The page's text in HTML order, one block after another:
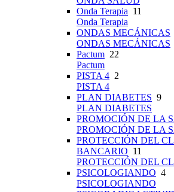
Onda Terapia 11
Onda Terapia
ONDAS MECÁNICAS
ONDAS MECÁNICAS
Pactum 22
Pactum
PISTA 4 2
PISTA 4
PLAN DIABETES 9
PLAN DIABETES
PROMOCIÓN DE LA
PROMOCIÓN DE LA
PROTECCIÓN DEL
BANCARIO 11
PROTECCIÓN DEL
PSICOLOGIANDO 4
PSICOLOGIANDO